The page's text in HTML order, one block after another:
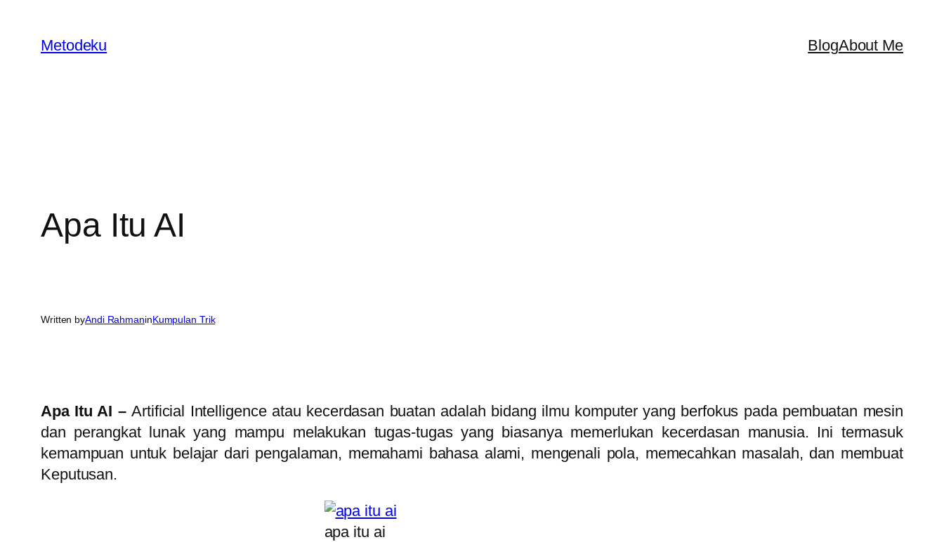
content
Metodeku BlogAbout Me
Apa Itu AI
Written byAndi RahmaninKumpulan Trik
Apa Itu AI –Artificial Intelligence atau kecerdasan buatan adalah bidang ilmu komputer yang berfokus pada pembuatan mesin
dan perangkat lunak yang mampu melakukan tugas-tugas yang biasanya memerlukan kecerdasan manusia. Ini termasuk
kemampuan untuk belajar dari pengalaman, memahami bahasa alami, mengenali pola, memecahkan masalah, dan membuat
Keputusan.
apa itu ai